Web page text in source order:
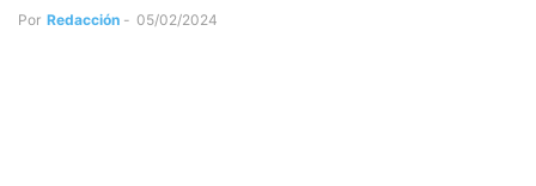
Por Redacción - 05/02/2024